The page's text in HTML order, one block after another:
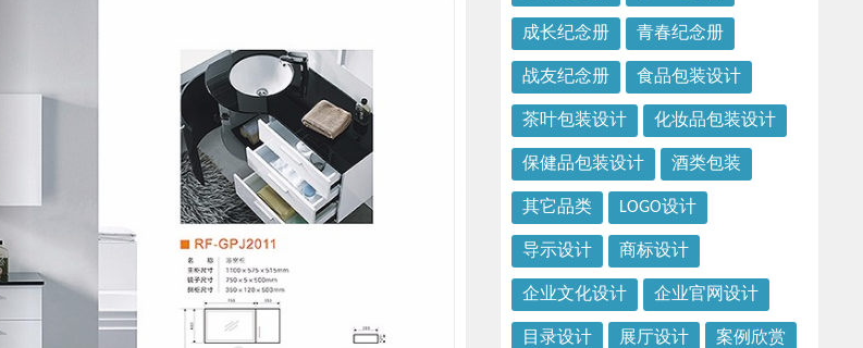
成长纪念册 青春纪念册
战友纪念册 食品包装设计
茶叶包装设计 化妆品包装设计
保健品包装设计 酒类包装
其它品类 LOGO设计
导示设计 商标设计
企业文化设计 企业官网设计
目录设计 展厅设计 案例欣赏